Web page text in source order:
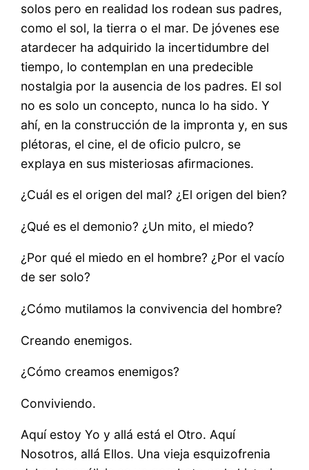
solos pero en realidad los rodean sus padres,
como el sol, la tierra o el mar. De jóvenes ese
atardecer ha adquirido la incertidumbre del
tiempo, lo contemplan en una predecible
nostalgia por la ausencia de los padres. El sol
no es solo un concepto, nunca lo ha sido. Y
ahí, en la construcción de la impronta y, en sus
plétoras, el cine, el de oficio pulcro, se
explaya en sus misteriosas afirmaciones.
¿Cuál es el origen del mal? ¿El origen del bien?
¿Qué es el demonio? ¿Un mito, el miedo?
¿Por qué el miedo en el hombre? ¿Por el vacío
de ser solo?
¿Cómo mutilamos la convivencia del hombre?
Creando enemigos.
¿Cómo creamos enemigos?
Conviviendo.
Aquí estoy Yo y allá está el Otro. Aquí
Nosotros, allá Ellos. Una vieja esquizofrenia